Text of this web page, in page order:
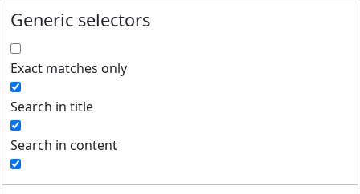
Generic selectors
Exact matches only
Search in title
Search in content